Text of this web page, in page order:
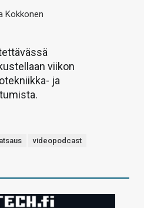
Kokkonen
viikon
ja
videopodcast